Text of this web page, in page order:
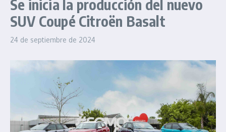
Se inicia la producción del nuevo
SUV Coupé Citroën Basalt
24 de septiembre de 2024